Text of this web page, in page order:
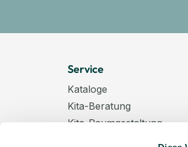
Service
Kataloge
Kita-Beratung
Kita-Raumgestaltung